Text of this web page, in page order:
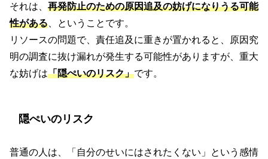
それは、 再発防止のための原因追及の妨げになりうる可能
性がある 、ということです。
リソースの問題で、責任追及に重きが置かれると、原因究
明の調査に抜け漏れが発生する可能性がありますが、重大
な妨げは「隠ぺいのリスク」です。
隠ぺいのリスク
普通の人は、「自分のせいにはされたくない」という感情